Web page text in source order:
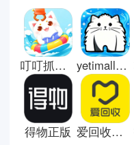
叮叮抓娃娃畅玩版 yetimall液体猫
得物正版 爱回收手机版